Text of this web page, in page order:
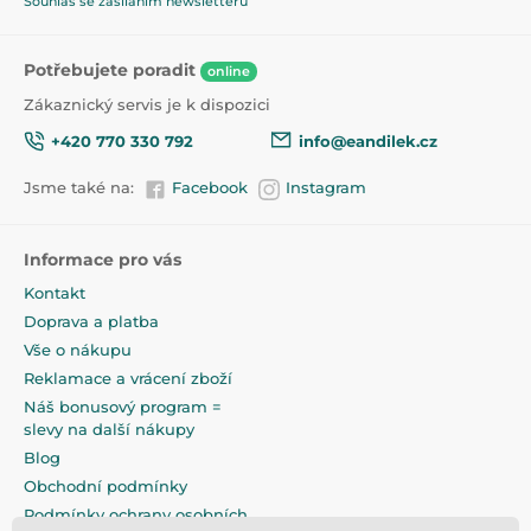
Nádobí a příbory
Potřebujete poradit online
Zákaznický servis je k dispozici
+420 770 330 792
info@eandilek.cz
Jsme také na: Facebook Instagram
Informace pro vás
Kontakt
Doprava a platba
Vše o nákupu
Reklamace a vrácení zboží
Náš bonusový program =
slevy na další nákupy
Blog
Obchodní podmínky
Podmínky ochrany osobních